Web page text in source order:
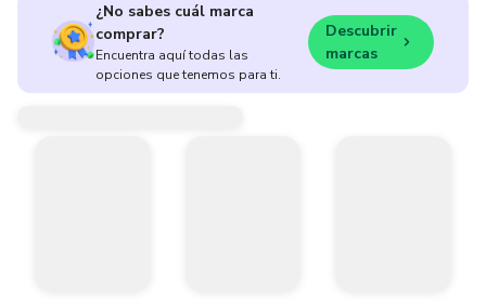
¿No sabes cuál marca
comprar?
Encuentra aquí todas las
opciones que tenemos para ti.
Descubrir
marcas